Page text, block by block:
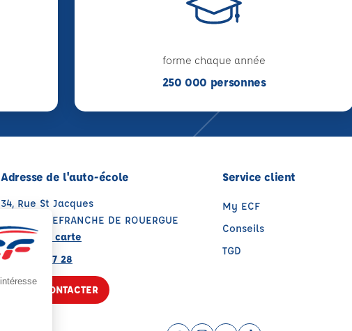
forme chaque année
250 000 personnes
Adresse de l'auto-école
34, Rue St Jacques
12200 VILLEFRANCHE DE ROUERGUE
Voir sur la carte
05 65 45 37 28
NOUS CONTACTER
Service client
My ECF
Conseils
TGD